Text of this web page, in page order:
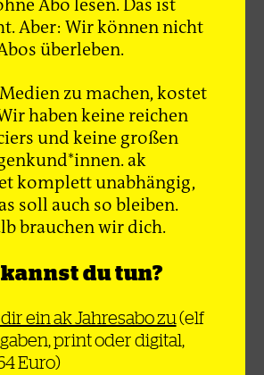
bundesrepublikanischen
proletarischer
Streikwellen sagte die
»Deutschen Oktober« ab
und Nelli Tügel
der Berliner
haben ihre Erfahrungen in
Aber: Wir können nicht
überleben.
zu machen, kostet
haben keine reichen
und keine großen
ak
komplett unabhängig,
soll auch so bleiben.
brauchen wir dich.
kannst du tun?
ein ak Jahresabo zu(elf
print oder digital,
Euro)